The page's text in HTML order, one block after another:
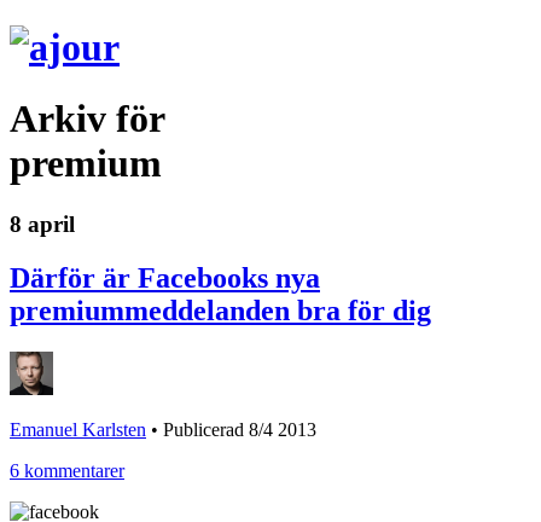
Arkiv för
premium
8 april
Därför är Facebooks nya
premiummeddelanden bra för dig
Emanuel Karlsten • Publicerad 8/4 2013
6 kommentarer